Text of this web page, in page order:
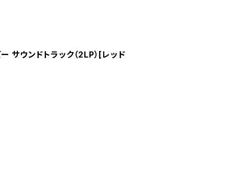
サウンドトラック（2LP）[レッド